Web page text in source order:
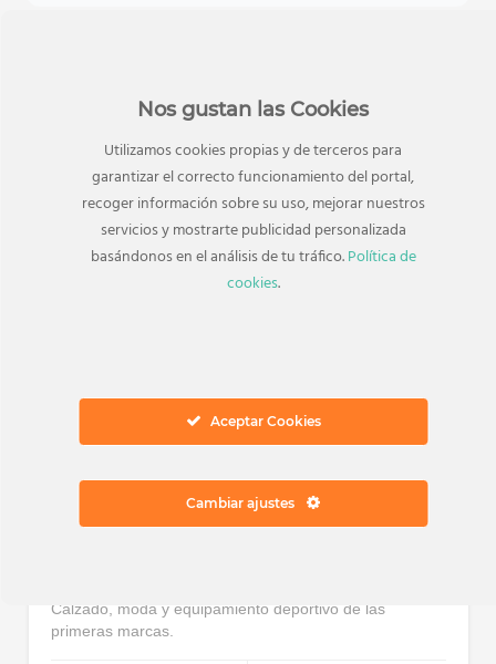
Tiendas relacionadas
Calzado, moda y equipamiento deportivo de las
primeras marcas.
Nos gustan las Cookies
Utilizamos cookies propias y de terceros para
garantizar el correcto funcionamiento del portal,
recoger información sobre su uso, mejorar nuestros
servicios y mostrarte publicidad personalizada
basándonos en el análisis de tu tráfico.Política de
cookies.
Aceptar Cookies
Cambiar ajustes